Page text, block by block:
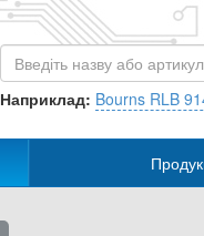
Наприклад: Bourns RLB